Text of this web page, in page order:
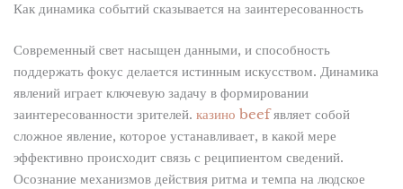
Как динамика событий сказывается на заинтересованность
Современный свет насыщен данными, и способность
поддержать фокус делается истинным искусством. Динамика
явлений играет ключевую задачу в формировании
заинтересованности зрителей. казино beefявляет собой
сложное явление, которое устанавливает, в какой мере
эффективно происходит связь с реципиентом сведений.
Осознание механизмов действия ритма и темпа на людское